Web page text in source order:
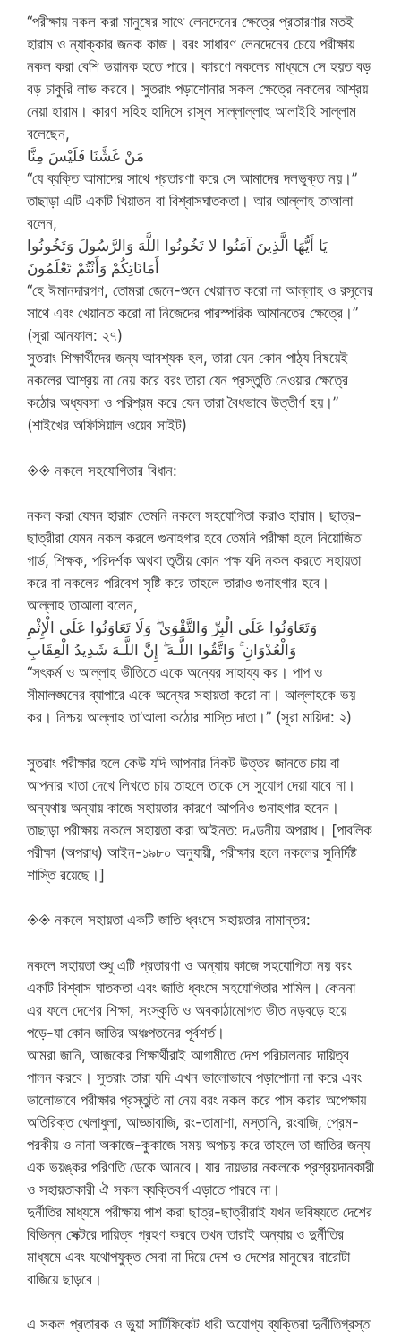
“পরীক্ষায় নকল করা মানুষের সাথে লেনদেনের ক্ষেত্রে প্রতারণার মতই
হারাম ও ন্যাক্কার জনক কাজ। বরং সাধারণ লেনদেনের চেয়ে পরীক্ষায়
নকল করা বেশি ভয়ানক হতে পারে। কারণে নকলের মাধ্যমে সে হয়ত বড়
বড় চাকুরি লাভ করবে। সুতরাং পড়াশোনার সকল ক্ষেত্রে নকলের আশ্রয়
নেয়া হারাম। কারণ সহিহ হাদিসে রাসূল সাল্লাল্লাহু আলাইহি সাল্লাম
বলেছেন,
مَنْ غَشَّنَا فَلَيْسَ مِنَّا
“যে ব্যক্তি আমাদের সাথে প্রতারণা করে সে আমাদের দলভুক্ত নয়।”
তাছাড়া এটি একটি খিয়াতন বা বিশ্বাসঘাতকতা। আর আল্লাহ তাআলা
বলেন,
يَا أَيُّهَا الَّذِينَ آمَنُوا لا تَخُونُوا اللَّهَ وَالرَّسُولَ وَتَخُونُوا
أَمَانَاتِكُمْ وَأَنْتُمْ تَعْلَمُونَ
“হে ঈমানদারগণ, তোমরা জেনে-শুনে খেয়ানত করো না আল্লাহ ও রসূলের
সাথে এবং খেয়ানত করো না নিজেদের পারস্পরিক আমানতের ক্ষেত্রে।”
(সূরা আনফাল: ২৭)
সুতরাং শিক্ষার্থীদের জন্য আবশ্যক হল, তারা যেন কোন পাঠ্য বিষয়েই
নকলের আশ্রয় না নেয় করে বরং তারা যেন প্রস্তুতি নেওয়ার ক্ষেত্রে
কঠোর অধ্যবসা ও পরিশ্রম করে যেন তারা বৈধভাবে উত্তীর্ণ হয়।”
(শাইখের অফিসিয়াল ওয়েব সাইট)
◈◈ নকলে সহযোগিতার বিধান:
নকল করা যেমন হারাম তেমনি নকলে সহযোগিতা করাও হারাম। ছাত্র-
ছাত্রীরা যেমন নকল করলে গুনাহগার হবে তেমনি পরীক্ষা হলে নিয়োজিত
গার্ড, শিক্ষক, পরিদর্শক অথবা তৃতীয় কোন পক্ষ যদি নকল করতে সহায়তা
করে বা নকলের পরিবেশ সৃষ্টি করে তাহলে তারাও গুনাহগার হবে।
আল্লাহ তাআলা বলেন,
وَتَعَاوَنُوا عَلَى الْبِرِّ وَالتَّقْوَىٰ ۖ وَلَا تَعَاوَنُوا عَلَى الْإِثْمِ
وَالْعُدْوَانِ ۚ وَاتَّقُوا اللَّـهَ ۖ إِنَّ اللَّـهَ شَدِيدُ الْعِقَابِ
“সৎকর্ম ও আল্লাহ ভীতিতে একে অন্যের সাহায্য কর। পাপ ও
সীমালঙ্ঘনের ব্যাপারে একে অন্যের সহায়তা করো না। আল্লাহকে ভয়
কর। নিশ্চয় আল্লাহ তা’আলা কঠোর শাস্তি দাতা।” (সূরা মায়িদা: ২)
সুতরাং পরীক্ষার হলে কেউ যদি আপনার নিকট উত্তর জানতে চায় বা
আপনার খাতা দেখে লিখতে চায় তাহলে তাকে সে সুযোগ দেয়া যাবে না।
অন্যথায় অন্যায় কাজে সহায়তার কারণে আপনিও গুনাহগার হবেন।
তাছাড়া পরীক্ষায় নকলে সহায়তা করা আইনত: দণ্ডনীয় অপরাধ। [পাবলিক
পরীক্ষা (অপরাধ) আইন-১৯৮০ অনুযায়ী, পরীক্ষার হলে নকলের সুনির্দিষ্ট
শাস্তি রয়েছে।]
◈◈ নকলে সহায়তা একটি জাতি ধ্বংসে সহায়তার নামান্তর:
নকলে সহায়তা শুধু এটি প্রতারণা ও অন্যায় কাজে সহযোগিতা নয় বরং
একটি বিশ্বাস ঘাতকতা এবং জাতি ধ্বংসে সহযোগিতার শামিল। কেননা
এর ফলে দেশের শিক্ষা, সংস্কৃতি ও অবকাঠামোগত ভীত নড়বড়ে হয়ে
পড়ে-যা কোন জাতির অধঃপতনের পূর্বশর্ত।
আমরা জানি, আজকের শিক্ষার্থীরাই আগামীতে দেশ পরিচালনার দায়িত্ব
পালন করবে। সুতরাং তারা যদি এখন ভালোভাবে পড়াশোনা না করে এবং
ভালোভাবে পরীক্ষার প্রস্তুতি না নেয় বরং নকল করে পাস করার অপেক্ষায়
অতিরিক্ত খেলাধুলা, আড্ডাবাজি, রং-তামাশা, মস্তানি, রংবাজি, প্রেম-
পরকীয় ও নানা অকাজে-কুকাজে সময় অপচয় করে তাহলে তা জাতির জন্য
এক ভয়ঙ্কর পরিণতি ডেকে আনবে। যার দায়ভার নকলকে প্রশ্রয়দানকারী
ও সহায়তাকারী ঐ সকল ব্যক্তিবর্গ এড়াতে পারবে না।
দুর্নীতির মাধ্যমে পরীক্ষায় পাশ করা ছাত্র-ছাত্রীরাই যখন ভবিষ্যতে দেশের
বিভিন্ন সেক্টরে দায়িত্ব গ্রহণ করবে তখন তারাই অন্যায় ও দুর্নীতির
মাধ্যমে এবং যথোপযুক্ত সেবা না দিয়ে দেশ ও দেশের মানুষের বারোটা
বাজিয়ে ছাড়বে।
এ সকল প্রতারক ও ভুয়া সার্টিফিকেট ধারী অযোগ্য ব্যক্তিরা দুর্নীতিগ্রস্ত